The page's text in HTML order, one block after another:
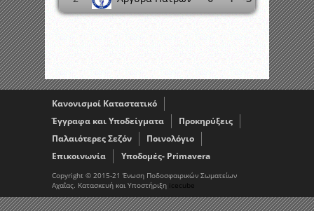
Κανονισμοί Καταστατικό
Έγγραφα και Υποδείγματα
Προκηρύξεις
Παλαιότερες Σεζόν
Ποινολόγιο
Επικοινωνία
Υποδομές- Primavera
Copyright © 2015-21 Ένωση Ποδοσφαιρικών Σωματείων
Αχαΐας. Κατασκευή και Υποστήριξη icecube